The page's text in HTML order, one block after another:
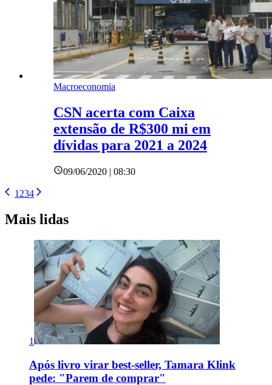
Macroeconomia
CSN acerta com Caixa
extensão de R$300 mi em
dívidas para 2021 a 2024
09/06/2020 | 08:30
1234
Mais lidas
1
Após livro virar best-seller, Tamara Klink
pede: "Parem de comprar"